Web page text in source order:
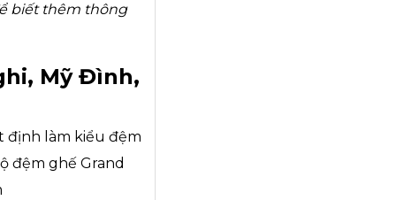
biết thêm thông
Mỹ Đình,
định làm kiểu đệm
đệm ghế Grand